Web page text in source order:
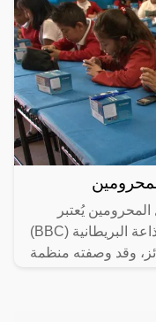
يُعتبر
برنامج "درس" الذي أطلقته هيئة الإذاعة البريطانية (BBC)
وقد وصفته منظمة